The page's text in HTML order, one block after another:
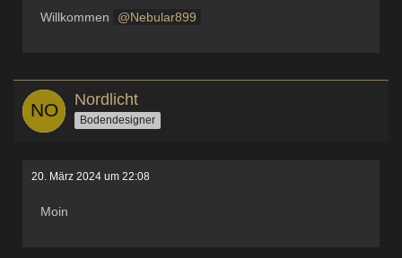
Willkommen Nebular899
Nordlicht
Bodendesigner
20. März 2024 um 22:08
Moin